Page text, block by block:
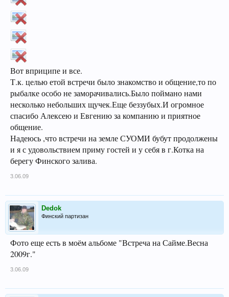
Вот вприципе и все.
Т.к. целью етой встречи было знакомство и общение,то по
рыбалке особо не заморачивались.Было поймано нами
несколько небольших щучек.Еще беззубых.И огромное
спасибо Алексею и Евгению за компанию и приятное
общение.
Надеюсь ,что встречи на земле СУОМИ бубут продолжены
и я с удовольствием приму гостей и у себя в г.Котка на
берегу Финского залива.
3.06.09
Dedok
Финский партизан
Фото еще есть в моём альбоме "Встреча на Сайме.Весна
2009г."
3.06.09